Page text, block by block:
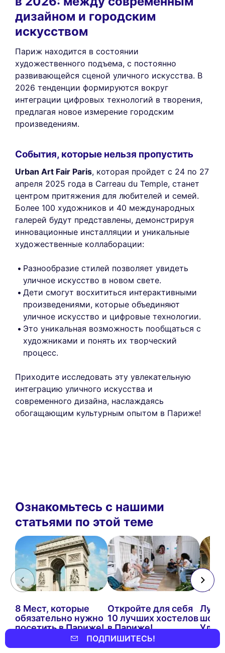
дизайном и городским
искусством
Париж находится в состоянии
художественного подъема, с постоянно
развивающейся сценой уличного искусства. В
2026 тенденции формируются вокруг
интеграции цифровых технологий в творения,
предлагая новое измерение городским
произведениям.
События, которые нельзя пропустить
Urban Art Fair Paris, которая пройдет с 24 по 27
апреля 2025 года в Carreau du Temple, станет
центром притяжения для любителей и семей.
Более 100 художников и 40 международных
галерей будут представлены, демонстрируя
инновационные инсталляции и уникальные
художественные коллаборации:
Разнообразие стилей позволяет увидеть
уличное искусство в новом свете.
Дети смогут восхититься интерактивными
произведениями, которые объединяют
уличное искусство и цифровые технологии.
Это уникальная возможность пообщаться с
художниками и понять их творческий
процесс.
Приходите исследовать эту увлекательную
интеграцию уличного искусства и
современного дизайна, наслаждаясь
обогащающим культурным опытом в Париже!
Ознакомьтесь с нашими
статьями по этой теме
8 Мест, которые
обязательно нужно
посетить в Париже!
Откройте для себя
10 лучших хостелов
в Париже!
ПОДПИШИТЕСЬ!